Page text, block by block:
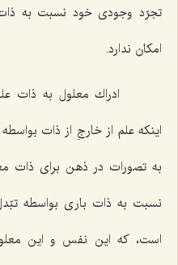
تجرّد وجودى خود نسبت به
امكان ندارد.
ادراك معلول به ذات
اینكه علم از خارجِ از ذات
به تصورات در ذهن براى ذات
نسبت به ذات بارى بواسطه
است، كه این نفس و این